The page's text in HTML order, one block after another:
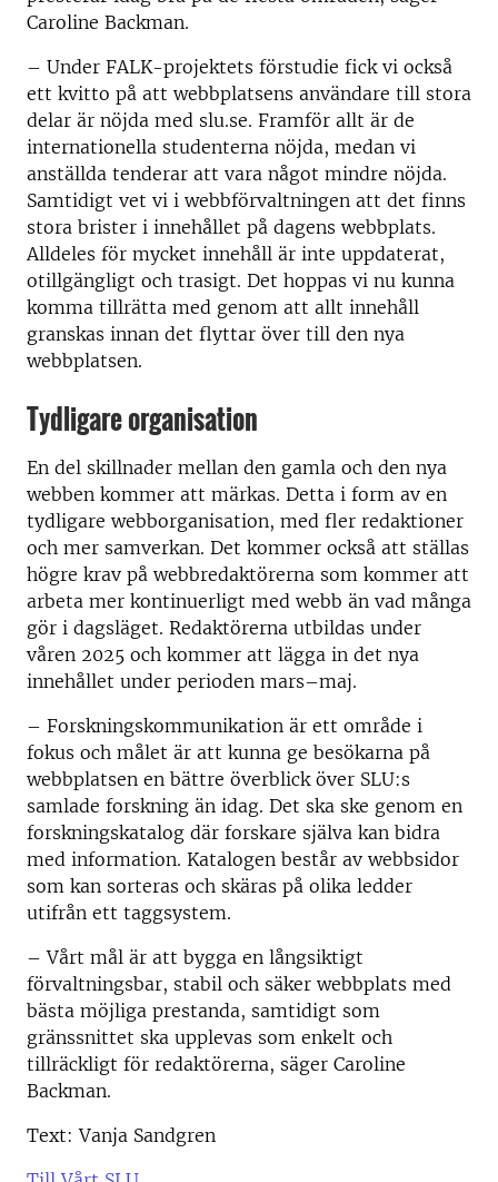
Caroline Backman.
– Under FALK-projektets förstudie fick vi också
ett kvitto på att webbplatsens användare till stora
delar är nöjda med slu.se. Framför allt är de
internationella studenterna nöjda, medan vi
anställda tenderar att vara något mindre nöjda.
Samtidigt vet vi i webbförvaltningen att det finns
stora brister i innehållet på dagens webbplats.
Alldeles för mycket innehåll är inte uppdaterat,
otillgängligt och trasigt. Det hoppas vi nu kunna
komma tillrätta med genom att allt innehåll
granskas innan det flyttar över till den nya
webbplatsen.
Tydligare organisation
En del skillnader mellan den gamla och den nya
webben kommer att märkas. Detta i form av en
tydligare webborganisation, med fler redaktioner
och mer samverkan. Det kommer också att ställas
högre krav på webbredaktörerna som kommer att
arbeta mer kontinuerligt med webb än vad många
gör i dagsläget. Redaktörerna utbildas under
våren 2025 och kommer att lägga in det nya
innehållet under perioden mars–maj.
– Forskningskommunikation är ett område i
fokus och målet är att kunna ge besökarna på
webbplatsen en bättre överblick över SLU:s
samlade forskning än idag. Det ska ske genom en
forskningskatalog där forskare själva kan bidra
med information. Katalogen består av webbsidor
som kan sorteras och skäras på olika ledder
utifrån ett taggsystem.
– Vårt mål är att bygga en långsiktigt
förvaltningsbar, stabil och säker webbplats med
bästa möjliga prestanda, samtidigt som
gränssnittet ska upplevas som enkelt och
tillräckligt för redaktörerna, säger Caroline
Backman.
Text: Vanja Sandgren